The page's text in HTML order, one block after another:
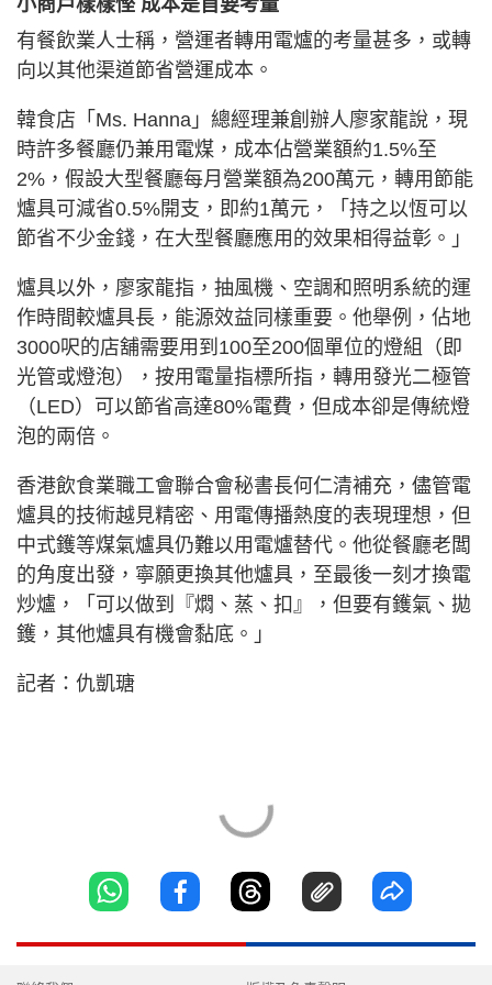
有餐飲業人士稱，營運者轉用電爐的考量甚多，或轉
向以其他渠道節省營運成本。
韓食店「Ms. Hanna」總經理兼創辦人廖家龍說，現
時許多餐廳仍兼用電煤，成本佔營業額約1.5%至
2%，假設大型餐廳每月營業額為200萬元，轉用節能
爐具可減省0.5%開支，即約1萬元，「持之以恆可以
節省不少金錢，在大型餐廳應用的效果相得益彰。」
爐具以外，廖家龍指，抽風機、空調和照明系統的運
作時間較爐具長，能源效益同樣重要。他舉例，佔地
3000呎的店舖需要用到100至200個單位的燈組（即
光管或燈泡），按用電量指標所指，轉用發光二極管
（LED）可以節省高達80%電費，但成本卻是傳統燈
泡的兩倍。
香港飲食業職工會聯合會秘書長何仁清補充，儘管電
爐具的技術越見精密、用電傳播熱度的表現理想，但
中式鑊等煤氣爐具仍難以用電爐替代。他從餐廳老闆
的角度出發，寧願更換其他爐具，至最後一刻才換電
炒爐，「可以做到『燜、蒸、扣』，但要有鑊氣、拋
鑊，其他爐具有機會黏底。」
記者：仇凱瑭